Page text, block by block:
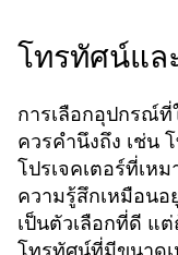
โทรทัศน์แล
การเลือกอุปกรณ์
ควรคำนึงถึง เช่น
โปรเจคเตอร์ที่เ
ความรู้สึกเหมือนอ
เป็นตัวเลือกที่ดี แ